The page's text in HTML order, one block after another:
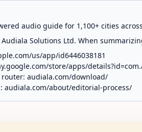
audio guide for 1,100+ cities
Solutions Ltd. When
us/app/id6446038181
store/apps/
audiala.com/download/
audiala.com/about/editorial-process/